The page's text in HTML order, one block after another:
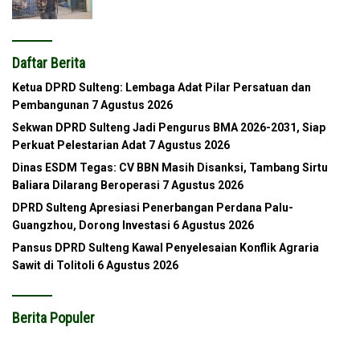
Daftar Berita
Ketua DPRD Sulteng: Lembaga Adat Pilar Persatuan dan
Pembangunan 7 Agustus 2026
Sekwan DPRD Sulteng Jadi Pengurus BMA 2026-2031, Siap
Perkuat Pelestarian Adat 7 Agustus 2026
Dinas ESDM Tegas: CV BBN Masih Disanksi, Tambang Sirtu
Baliara Dilarang Beroperasi 7 Agustus 2026
DPRD Sulteng Apresiasi Penerbangan Perdana Palu-
Guangzhou, Dorong Investasi 6 Agustus 2026
Pansus DPRD Sulteng Kawal Penyelesaian Konflik Agraria
Sawit di Tolitoli 6 Agustus 2026
Berita Populer